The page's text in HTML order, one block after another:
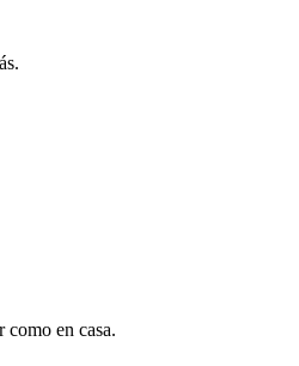
como en casa.